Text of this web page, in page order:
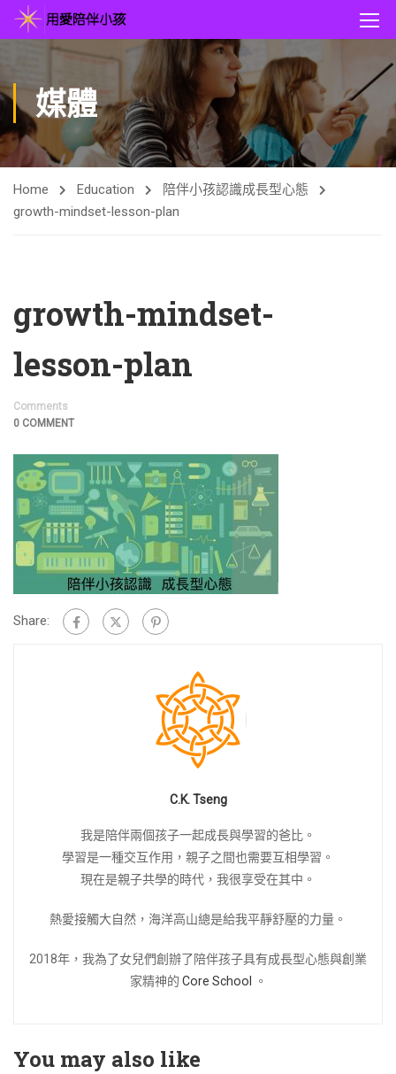
媒體
Home Education
陪伴小孩認識成長型心態
growth-mindset-lesson-plan
growth-mindset-
lesson-plan
Comments
0 COMMENT
Share:
C.K. Tseng
我是陪伴兩個孩子一起成長與學習的爸比。
學習是一種交互作用，親子之間也需要互相學習。
現在是親子共學的時代，我很享受在其中。
熱愛接觸大自然，海洋高山總是給我平靜舒壓的力量。
2018年，我為了女兒們創辦了陪伴孩子具有成長型心態與創業
家精神的 Core School 。
You may also like